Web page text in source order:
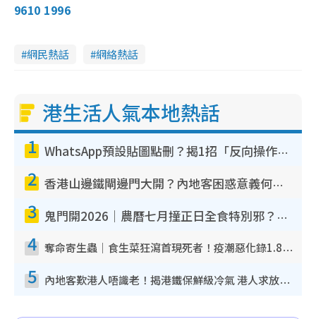
9610 1996
網民熱話 網絡熱話
港生活人氣本地熱話
1 WhatsApp預設貼圖點刪？揭1招「反向操作」還原簡潔介面 附3步實測教學
2 香港山邊鐵閘邊門大開？內地客困惑意義何在！網民神回覆：呢種叫法理性防禦
3 鬼門開2026｜農曆七月撞正日全食特別邪？專家警告切忌做一事！揭4大禁忌+2招保平安
4 奪命寄生蟲｜食生菜狂瀉首現死者！疫潮惡化錄1.8萬宗病例 揭洗菜3大謬誤
5 內地客歎港人唔識老！揭港鐵保鮮級冷氣 港人求放過：咪投訴